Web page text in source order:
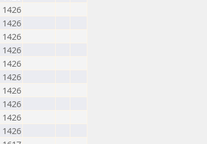
1426
1426
1426
1426
1426
1426
1426
1426
1426
1426